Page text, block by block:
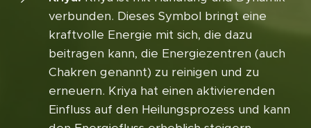
verbunden. Dieses Symbol bringt eine
kraftvolle Energie mit sich, die dazu
beitragen kann, die Energiezentren (auch
Chakren genannt) zu reinigen und zu
erneuern. Kriya hat einen aktivierenden
Einfluss auf den Heilungsprozess und kann